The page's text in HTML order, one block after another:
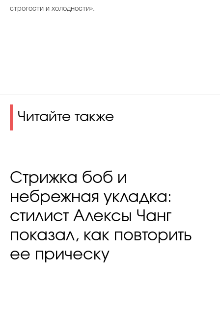
строгости и холодности».
Читайте также
Стрижка боб и
небрежная укладка:
стилист Алексы Чанг
показал, как повторить
ее прическу